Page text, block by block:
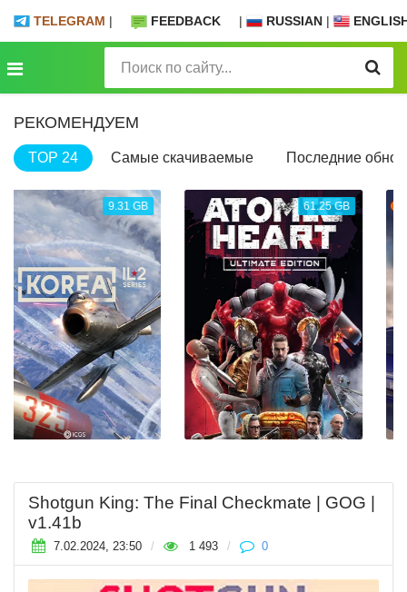
TELEGRAM | FEEDBACK | RUSSIAN |
РЕКОМЕНДУЕМ
TOP 24 Самые скачиваемые Последние
61.25 GB 13.37 GB
Shotgun King: The Final Checkmate | GOG |
v1.41b
7.02.2024, 23:50 / 1 493 / 0